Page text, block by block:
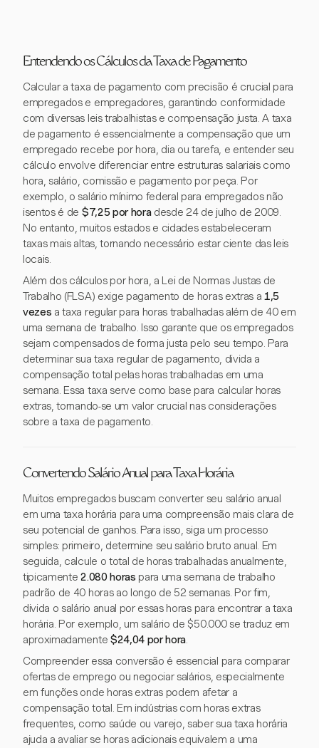
Entendendo os Cálculos da Taxa de Pagamento
Calcular a taxa de pagamento com precisão é crucial para
empregados e empregadores, garantindo conformidade
com diversas leis trabalhistas e compensação justa. A taxa
de pagamento é essencialmente a compensação que um
empregado recebe por hora, dia ou tarefa, e entender seu
cálculo envolve diferenciar entre estruturas salariais como
hora, salário, comissão e pagamento por peça. Por
exemplo, o salário mínimo federal para empregados não
isentos é de $7,25 por horadesde 24 de julho de 2009.
No entanto, muitos estados e cidades estabeleceram
taxas mais altas, tornando necessário estar ciente das leis
locais.
Além dos cálculos por hora, a Lei de Normas Justas de
Trabalho (FLSA) exige pagamento de horas extras a 1,5
vezes a taxa regular para horas trabalhadas além de 40 em
uma semana de trabalho. Isso garante que os empregados
sejam compensados de forma justa pelo seu tempo. Para
determinar sua taxa regular de pagamento, divida a
compensação total pelas horas trabalhadas em uma
semana. Essa taxa serve como base para calcular horas
extras, tornando-se um valor crucial nas considerações
sobre a taxa de pagamento.
Convertendo Salário Anual para Taxa Horária
Muitos empregados buscam converter seu salário anual
em uma taxa horária para uma compreensão mais clara de
seu potencial de ganhos. Para isso, siga um processo
simples: primeiro, determine seu salário bruto anual. Em
seguida, calcule o total de horas trabalhadas anualmente,
tipicamente2.080 horas para uma semana de trabalho
padrão de 40 horas ao longo de 52 semanas. Por fim,
divida o salário anual por essas horas para encontrar a taxa
horária. Por exemplo, um salário de $50.000 se traduz em
aproximadamente $24,04 por hora.
Compreender essa conversão é essencial para comparar
ofertas de emprego ou negociar salários, especialmente
em funções onde horas extras podem afetar a
compensação total. Em indústrias com horas extras
frequentes, como saúde ou varejo, saber sua taxa horária
ajuda a avaliar se horas adicionais equivalem a uma